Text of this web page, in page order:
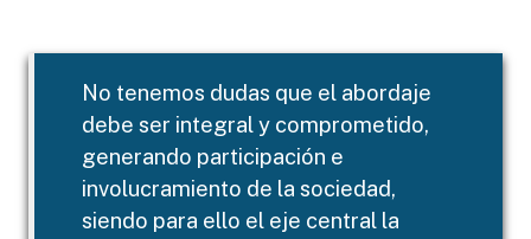
No tenemos dudas que el abordaje
debe ser integral y comprometido,
generando participación e
involucramiento de la sociedad,
siendo para ello el eje central la